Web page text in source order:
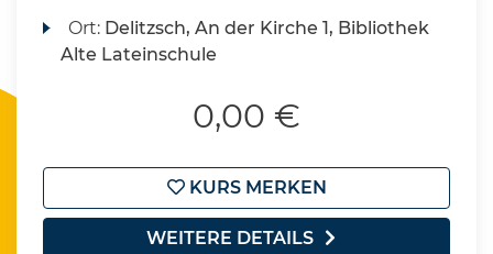
Ort: Delitzsch, An der Kirche 1, Bibliothek
Alte Lateinschule
0,00 €
KURS MERKEN
WEITERE DETAILS